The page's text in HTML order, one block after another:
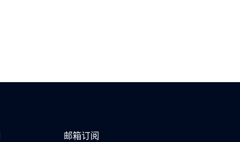
邮箱订阅